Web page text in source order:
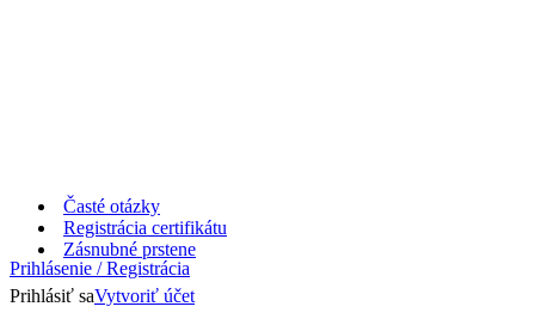
Časté otázky
Registrácia certifikátu
Prihlásenie / Registrácia
Prihlásiť saVytvoriť účet
Zásnubné prstene